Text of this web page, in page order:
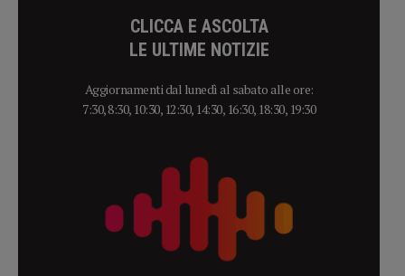
CLICCA E ASCOLTA
LE ULTIME NOTIZIE
Aggiornamenti dal lunedì al sabato alle ore:
7:30, 8:30, 10:30, 12:30, 14:30, 16:30, 18:30, 19:30